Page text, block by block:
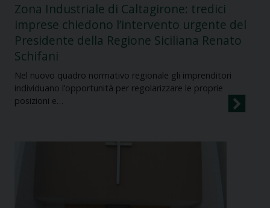
Zona Industriale di Caltagirone: tredici
imprese chiedono l’intervento urgente del
Presidente della Regione Siciliana Renato
Schifani
Nel nuovo quadro normativo regionale gli imprenditori
individuano l’opportunità per regolarizzare le proprie
posizioni e…